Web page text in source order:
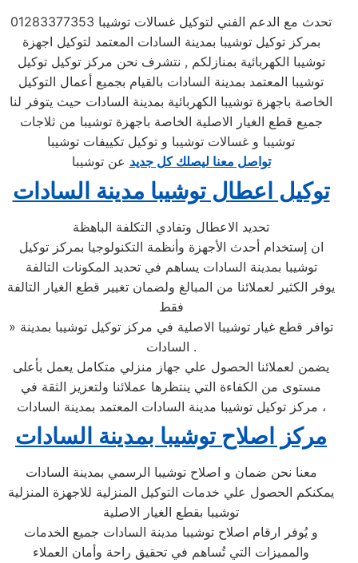
تحدث مع الدعم الفني لتوكيل غسالات توشيبا 01283377353
بمركز توكيل توشيبا بمدينة السادات المعتمد لتوكيل اجهزة
توشيبا الكهربائية بمنازلكم , نتشرف نحن مركز توكيل توكيل
توشيبا المعتمد بمدينة السادات بالقيام بجميع أعمال التوكيل
الخاصة باجهزة توشيبا الكهربائية بمدينة السادات حيث يتوفر لنا
جميع قطع الغيار الاصلية الخاصة باجهزة توشيبا من ثلاجات
توشيبا و غسالات توشيبا و توكيل تكييفات توشيبا
تواصل معنا ليصلك كل جديد عن توشيبا
توكيل اعطال توشيبا مدينة السادات
تحديد الاعطال وتفادي التكلفة الباهظة
ان إستخدام أحدث الأجهزة وأنظمة التكنولوجيا بمركز توكيل
توشيبا بمدينة السادات يساهم في تحديد المكونات التالفة
يوفر الكثير لعملائنا من المبالغ ولضمان تغيير قطع الغيار التالفة
فقط
» توافر قطع غيار توشيبا الاصلية في مركز توكيل توشيبا بمدينة
السادات .
يضمن لعملائنا الحصول علي جهاز منزلي متكامل يعمل بأعلى
مستوى من الكفاءة التي ينتظرها عملائنا ولتعزيز الثقة في
مركز توكيل توشيبا مدينة السادات المعتمد بمدينة السادات ،
مركز اصلاح توشيبا بمدينة السادات
معنا نحن ضمان و اصلاح توشيبا الرسمي بمدينة السادات
يمكنكم الحصول علي خدمات التوكيل المنزلية للاجهزة المنزلية
توشيبا بقطع الغيار الاصلية
و يُوفر ارقام اصلاح توشيبا مدينة السادات جميع الخدمات
والمميزات التي تُساهم في تحقيق راحة وأمان العملاء